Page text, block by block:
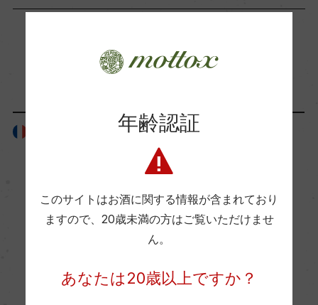
ー
Wine Advocate 獲得点
国内ワイン専門誌評価歴
Wine Spectator 得点
「生産者」が同じ商品
フランス
年齢認証
このサイトはお酒に関する情報が含まれており
ますので、 20歳未満の方はご覧いただけませ
ん。
あなたは20歳以上ですか？